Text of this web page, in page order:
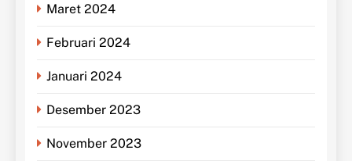
Maret 2024
Februari 2024
Januari 2024
Desember 2023
November 2023